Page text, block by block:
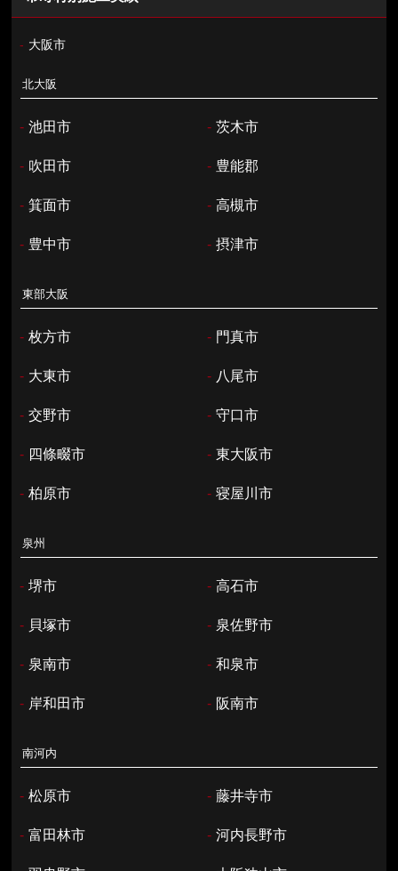
- 大阪市
北大阪
- 池田市 - 茨木市
- 吹田市 - 豊能郡
- 箕面市 - 高槻市
- 豊中市 - 摂津市
東部大阪
- 枚方市 - 門真市
- 大東市 - 八尾市
- 交野市 - 守口市
- 四條畷市 - 東大阪市
- 柏原市 - 寝屋川市
泉州
- 堺市 - 高石市
- 貝塚市 - 泉佐野市
- 泉南市 - 和泉市
- 岸和田市 - 阪南市
南河内
- 松原市 - 藤井寺市
- 富田林市 - 河内長野市